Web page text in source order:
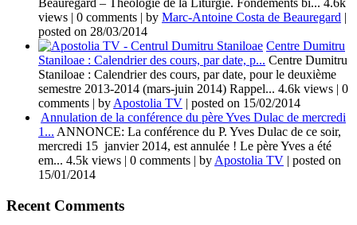
views | 0 comments | by Marc-Antoine Costa de Beauregard |
posted on 28/03/2014
Centre Dumitru
Staniloae : Calendrier des cours, par date, p... Centre Dumitru
Staniloae : Calendrier des cours, par date, pour le deuxième
semestre 2013-2014 (mars-juin 2014) Rappel... 4.6k views | 0
comments | by Apostolia TV | posted on 15/02/2014
Annulation de la conférence du père Yves Dulac de mercredi
1... ANNONCE: La conférence du P. Yves Dulac de ce soir,
mercredi 15 janvier 2014, est annulée ! Le père Yves a été
em... 4.5k views | 0 comments | by Apostolia TV | posted on
15/01/2014
Recent Comments